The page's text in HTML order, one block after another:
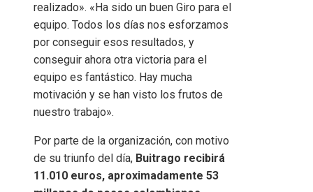
realizado». «Ha sido un buen Giro para el
equipo. Todos los días nos esforzamos
por conseguir esos resultados, y
conseguir ahora otra victoria para el
equipo es fantástico. Hay mucha
motivación y se han visto los frutos de
nuestro trabajo».
Por parte de la organización, con motivo
de su triunfo del día, Buitrago recibirá
11.010 euros, aproximadamente 53